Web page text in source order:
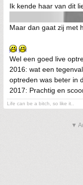
Ik kende haar van dit
Maar dan gaat zij met
Wel een goed live
2016: wat een
optreden was beter in
2017: Prachtig en
Life can be a bitch, so like it..
▼